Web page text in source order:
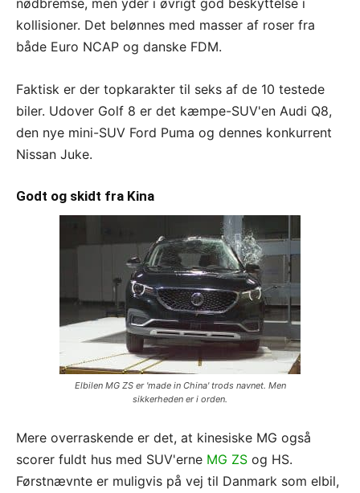
nødbremse, men yder i øvrigt god beskyttelse i
kollisioner. Det belønnes med masser af roser fra
både Euro NCAP og danske FDM.
Faktisk er der topkarakter til seks af de 10 testede
biler. Udover Golf 8 er det kæmpe-SUV'en Audi Q8,
den nye mini-SUV Ford Puma og dennes konkurrent
Nissan Juke.
Godt og skidt fra Kina
Elbilen MG ZS er 'made in China' trods navnet. Men
sikkerheden er i orden.
Mere overraskende er det, at kinesiske MG også
scorer fuldt hus med SUV'erne MG ZS og HS.
Førstnævnte er muligvis på vej til Danmark som elbil,